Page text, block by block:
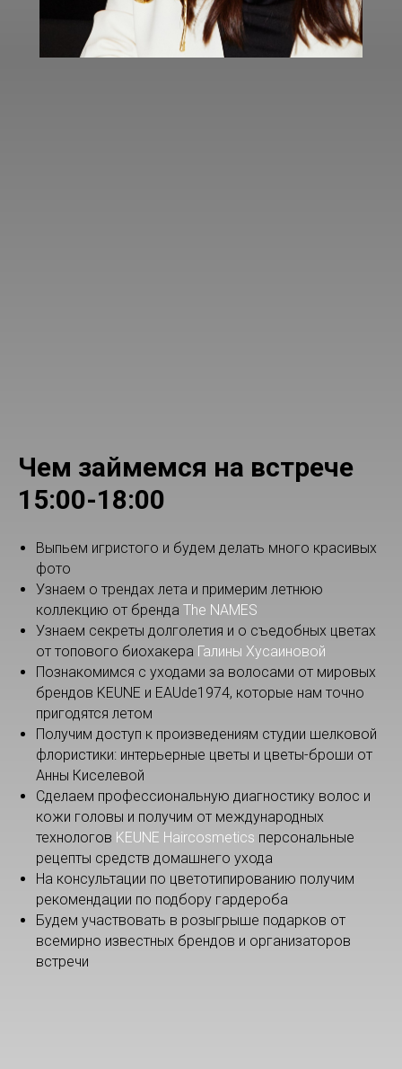
Чем займемся на встрече
15:00-18:00
Выпьем игристого и будем делать много красивых
фото
Узнаем о трендах лета и примерим летнюю
коллекцию от бренда The NAMES
Узнаем секреты долголетия и о съедобных цветах
от топового биохакера Галины Хусаиновой
Познакомимся с уходами за волосами от мировых
брендов KEUNE и EAUde1974, которые нам точно
пригодятся летом
Получим доступ к произведениям студии шелковой
флористики: интерьерные цветы и цветы-броши от
Анны Киселевой
Сделаем профессиональную диагностику волос и
кожи головы и получим от международных
технологов KEUNE Haircosmetics персональные
рецепты средств домашнего ухода
На консультации по цветотипированию получим
рекомендации по подбору гардероба
Будем участвовать в розыгрыше подарков от
всемирно известных брендов и организаторов
встречи